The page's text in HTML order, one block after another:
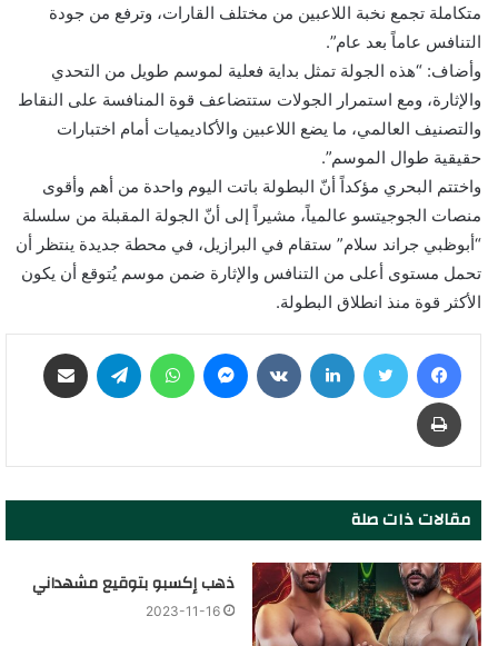
متكاملة تجمع نخبة اللاعبين من مختلف القارات، وترفع من جودة
التنافس عاماً بعد عام”.
وأضاف: “هذه الجولة تمثل بداية فعلية لموسم طويل من التحدي
والإثارة، ومع استمرار الجولات ستتضاعف قوة المنافسة على النقاط
والتصنيف العالمي، ما يضع اللاعبين والأكاديميات أمام اختبارات
حقيقية طوال الموسم”.
واختتم البحري مؤكداً أنّ البطولة باتت اليوم واحدة من أهم وأقوى
منصات الجوجيتسو عالمياً، مشيراً إلى أنّ الجولة المقبلة من سلسلة
“أبوظبي جراند سلام” ستقام في البرازيل، في محطة جديدة ينتظر أن
تحمل مستوى أعلى من التنافس والإثارة ضمن موسم يُتوقع أن يكون
الأكثر قوة منذ انطلاق البطولة.
مقالات ذات صلة
ذهب إكسبو بتوقيع مشهداني
2023-11-16